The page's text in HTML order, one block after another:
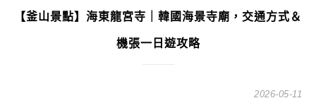
【釜山景點】海東龍宮寺｜韓國海景寺廟，交通方式＆
機張一日遊攻略
2026-05-11